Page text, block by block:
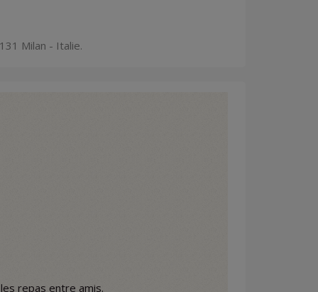
Milan - Italie.
repas entre amis.